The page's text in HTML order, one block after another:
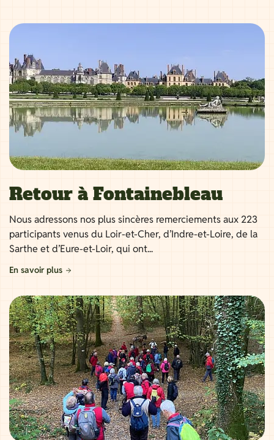
Retour à Fontainebleau
Nous adressons nos plus sincères remerciements aux 223
participants venus du Loir-et-Cher, d’Indre-et-Loire, de la
Sarthe et d’Eure-et-Loir, qui ont...
En savoir plus